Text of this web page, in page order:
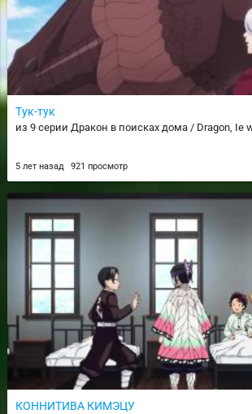
Тук-тук
из 9 серии Дракон в поисках дома / Dragon, Ie
5 лет назад 921 просмотр
КОННИТИВА КИМЭЦУ